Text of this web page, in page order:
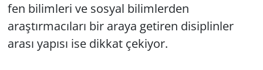
fen bilimleri ve sosyal bilimlerden
araştırmacıları bir araya getiren disiplinler
arası yapısı ise dikkat çekiyor.